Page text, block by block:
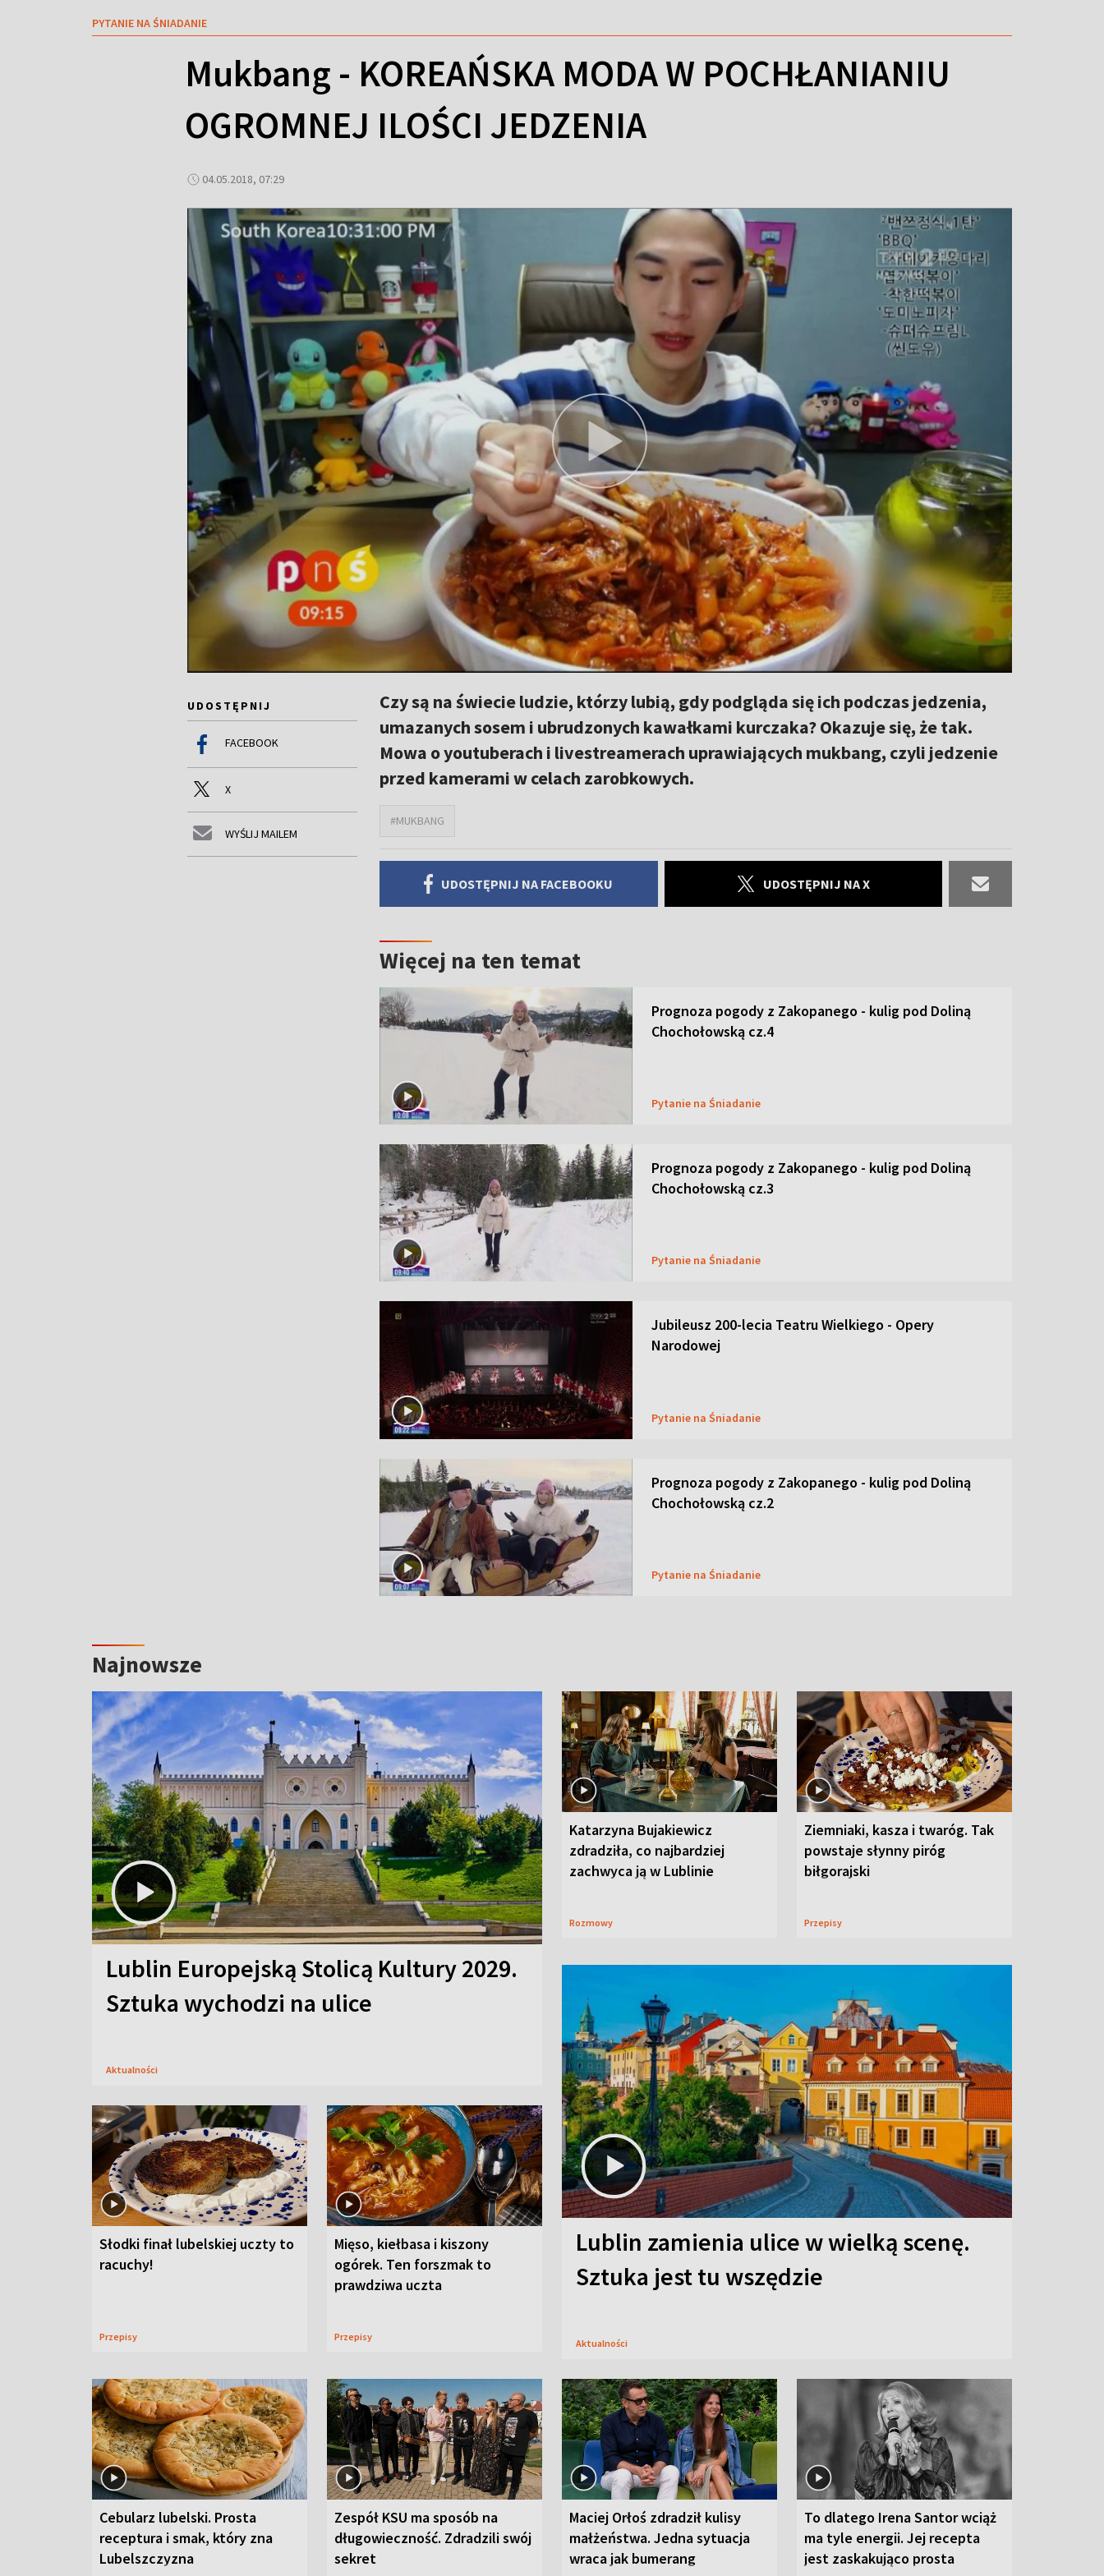
PYTANIE NA ŚNIADANIE
Mukbang - KOREAŃSKA MODA W POCHŁANIANIU
OGROMNEJ ILOŚCI JEDZENIA
04.05.2018, 07:29
UDOSTĘPNIJ
FACEBOOK
X
WYŚLIJ MAILEM
Czy są na świecie ludzie, którzy lubią, gdy podgląda się ich podczas jedzenia,
umazanych sosem i ubrudzonych kawałkami kurczaka? Okazuje się, że tak.
Mowa o youtuberach i livestreamerach uprawiających mukbang, czyli jedzenie
przed kamerami w celach zarobkowych.
#MUKBANG
UDOSTĘPNIJ NA FACEBOOKU UDOSTĘPNIJ NA X
Więcej na ten temat
Prognoza pogody z Zakopanego - kulig pod Doliną
Chochołowską cz.4
Pytanie na Śniadanie
Prognoza pogody z Zakopanego - kulig pod Doliną
Chochołowską cz.3
Pytanie na Śniadanie
Jubileusz 200-lecia Teatru Wielkiego - Opery
Narodowej
Pytanie na Śniadanie
Prognoza pogody z Zakopanego - kulig pod Doliną
Chochołowską cz.2
Pytanie na Śniadanie
Najnowsze
Lublin Europejską Stolicą Kultury 2029.
Sztuka wychodzi na ulice
Aktualności
Katarzyna Bujakiewicz
zdradziła, co najbardziej
zachwyca ją w Lublinie
Rozmowy
Ziemniaki, kasza i twaróg. Tak
powstaje słynny piróg
biłgorajski
Przepisy
Słodki finał lubelskiej uczty to
racuchy!
Przepisy
Mięso, kiełbasa i kiszony
ogórek. Ten forszmak to
prawdziwa uczta
Przepisy
Lublin zamienia ulice w wielką scenę.
Sztuka jest tu wszędzie
Aktualności
Cebularz lubelski. Prosta
receptura i smak, który zna
Lubelszczyzna
Zespół KSU ma sposób na
długowieczność. Zdradzili swój
sekret
Maciej Orłoś zdradził kulisy
małżeństwa. Jedna sytuacja
wraca jak bumerang
To dlatego Irena Santor wciąż
ma tyle energii. Jej recepta
jest zaskakująco prosta